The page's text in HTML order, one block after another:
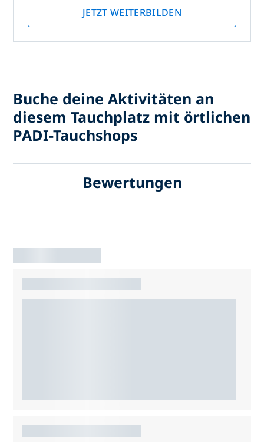
JETZT WEITERBILDEN
Buche deine Aktivitäten an
diesem Tauchplatz mit örtlichen
PADI-Tauchshops
Bewertungen